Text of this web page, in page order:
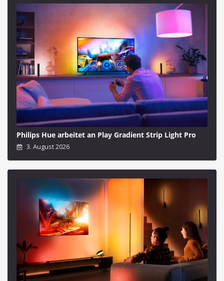
Philips Hue arbeitet an Play Gradient Strip Light Pro
3. August 2026